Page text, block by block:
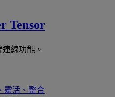
Tensor
線功能。
靈活、整合